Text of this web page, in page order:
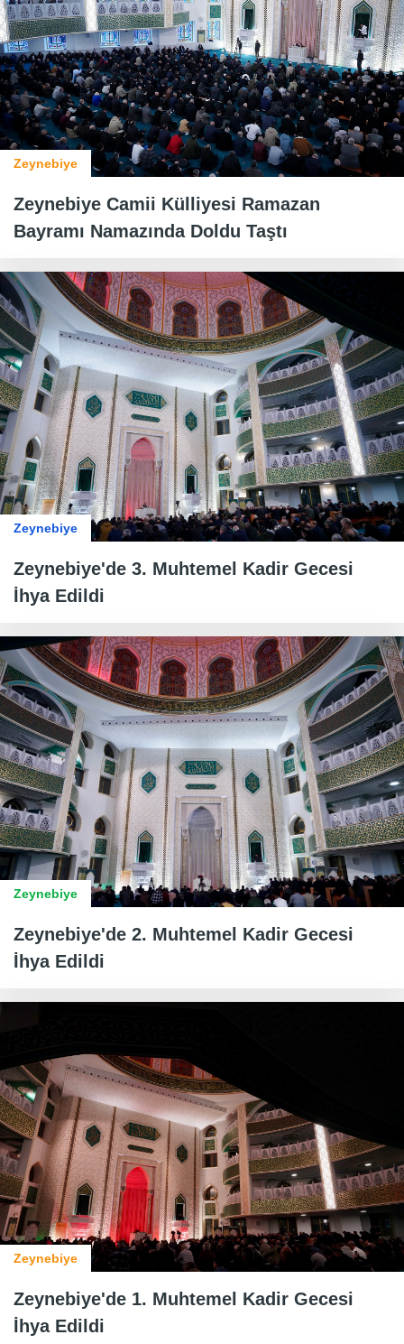
Zeynebiye
Zeynebiye Camii Külliyesi Ramazan
Bayramı Namazında Doldu Taştı
Zeynebiye
Zeynebiye'de 3. Muhtemel Kadir Gecesi
İhya Edildi
Zeynebiye
Zeynebiye'de 2. Muhtemel Kadir Gecesi
İhya Edildi
Zeynebiye
Zeynebiye'de 1. Muhtemel Kadir Gecesi
İhya Edildi